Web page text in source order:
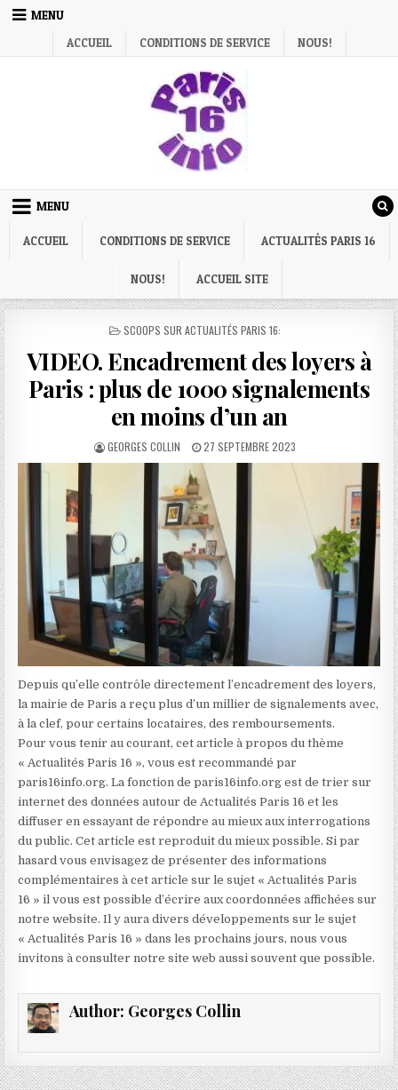
Skip
MENU
ACCUEIL
CONDITIONS DE SERVICE NOUS!
MENU
ACCUEIL CONDITIONS DE SERVICE ACTUALITÉS PARIS 16
NOUS! ACCUEIL SITE
POSTED
SCOOPS SUR ACTUALITÉS PARIS 16:
VIDEO. Encadrement des loyers à
Paris : plus de 1000 signalements
en moins d’un an
AUTHOR:
GEORGES COLLIN
PUBLISHED
DATE:
27 SEPTEMBRE 2023
Depuis qu’elle contrôle directement l’encadrement des loyers,
la mairie de Paris a reçu plus d’un millier de signalements avec,
à la clef, pour certains locataires, des remboursements.
Pour vous tenir au courant, cet article à propos du thème
« Actualités Paris 16 », vous est recommandé par
paris16info.org. La fonction de paris16info.org est de trier sur
internet des données autour de Actualités Paris 16 et les
diffuser en essayant de répondre au mieux aux interrogations
du public. Cet article est reproduit du mieux possible. Si par
hasard vous envisagez de présenter des informations
complémentaires à cet article sur le sujet « Actualités Paris
16 » il vous est possible d’écrire aux coordonnées affichées sur
notre website. Il y aura divers développements sur le sujet
« Actualités Paris 16 » dans les prochains jours, nous vous
invitons à consulter notre site web aussi souvent que possible.
Author: Georges Collin